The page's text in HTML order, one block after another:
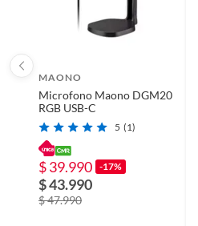
Incluye
Requiere Serial Number
Requiere IMEI
MAONO
Microfono Maono DGM20
RGB USB-C
5 (1)
$ 39.990 -17%
$ 43.990
$ 47.990